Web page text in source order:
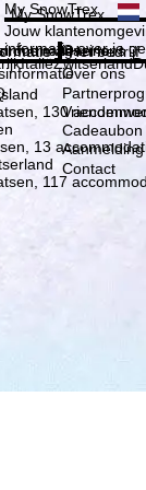
My SnowTrex
My SnowTrex
Jouw
informatie over je
ItaliëZwitserland
130
13
117
ons magazine
Het bedrijf
Over ons
Over ons
Cadeaubon
Contact